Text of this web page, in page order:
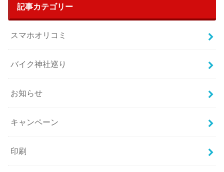
記事カテゴリー
スマホオリコミ
バイク神社巡り
お知らせ
キャンペーン
印刷